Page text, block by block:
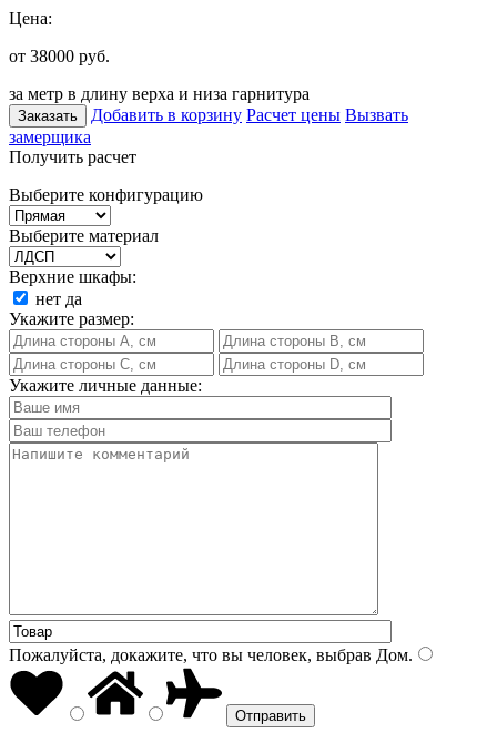
Цена:
от 38000 руб.
за метр в длину верха и низа гарнитура
Заказать Добавить в корзину Расчет цены Вызвать
замерщика
Получить расчет
Выберите конфигурацию
Выберите материал
Верхние шкафы:
нет да
Укажите размер:
Укажите личные данные:
Пожалуйста, докажите, что вы человек, выбрав Дом.